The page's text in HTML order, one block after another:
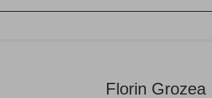
Florin Grozea